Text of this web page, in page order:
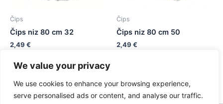
We value your privacy
We use cookies to enhance your browsing experience,
serve personalised ads or content, and analyse our traffic.
Čips
Čips niz 80 cm 32
2,49 €
Dodaj u košaricu
Čips
Čips niz 80 cm 50
2,49 €